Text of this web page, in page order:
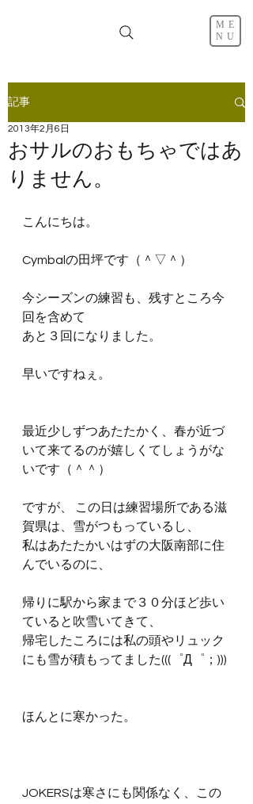
ME
NU
記事
おサルのおもちゃではあ
りません。
2013年2月6日
こんにちは。
Cymbalの田坪です（＾▽＾）
今シーズンの練習も、残すところ今
回を含めて
あと３回になりました。
早いですねぇ。
最近少しずつあたたかく、春が近づ
いて来てるのが嬉しくてしょうがな
いです（＾＾）
ですが、 この日は練習場所である滋
賀県は、雪がつもっているし、
私はあたたかいはずの大阪南部に住
んでいるのに、
帰りに駅から家まで３０分ほど歩い
ていると吹雪いてきて、
帰宅したころには私の頭やリュック
にも雪が積もってました(((゜Д゜；)))
ほんとに寒かった。
JOKERSは寒さにも関係なく、この